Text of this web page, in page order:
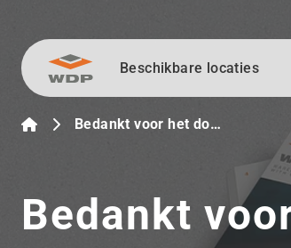
Ga naar inhoudBeschikbare locaties
Bedankt voor het do…
Bedankt